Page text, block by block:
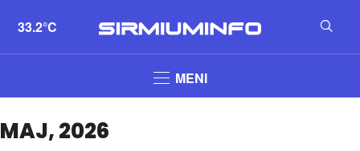
33.2°C
MENI
MAJ, 2026